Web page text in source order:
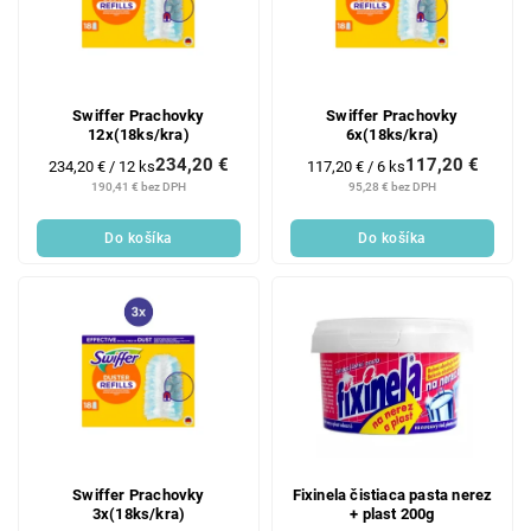
Swiffer Prachovky
12x(18ks/kra)
190,41 € bez DPH
234,20 €
Jednotková
234,20 € / 12 ks
Do košíka
Swiffer Prachovky
6x(18ks/kra)
95,28 € bez DPH
117,20 €
Jednotková
117,20 € / 6 ks
Do košíka
Swiffer Prachovky
3x(18ks/kra)
Fixinela čistiaca pasta nerez
+ plast 200g